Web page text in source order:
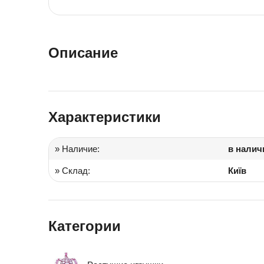
Описание
Характеристики
» Наличие: в
» Склад: Київ
Категории